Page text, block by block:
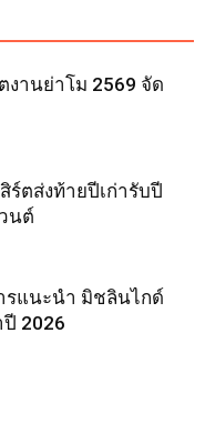
งานย่าโม 2569 จัด
ร์ตส่งท้ายปีเก่ารับปี
นต์
รแนะนำ มิชลินไกด์
2026